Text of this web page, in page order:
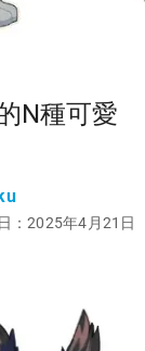
N種可愛
：2025年4月21日